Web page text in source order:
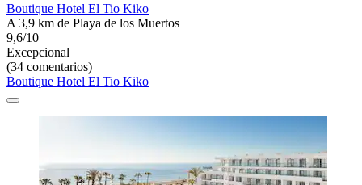
Boutique Hotel El Tio Kiko
A 3,9 km de Playa de los Muertos
9,6/10
Excepcional
(34 comentarios)
Boutique Hotel El Tio Kiko